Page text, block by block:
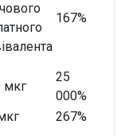
167%
мкг
25
000%
267%